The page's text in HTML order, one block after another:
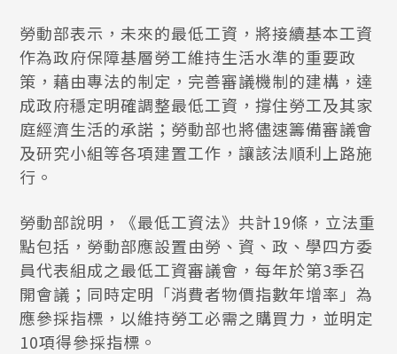
勞動部表示，未來的最低工資，將接續基本工資
作為政府保障基層勞工維持生活水準的重要政
策，藉由專法的制定，完善審議機制的建構，達
成政府穩定明確調整最低工資，撐住勞工及其家
庭經濟生活的承諾；勞動部也將儘速籌備審議會
及研究小組等各項建置工作，讓該法順利上路施
行。
勞動部說明，《最低工資法》共計19條，立法重
點包括，勞動部應設置由勞、資、政、學四方委
員代表組成之最低工資審議會，每年於第3季召
開會議；同時定明「消費者物價指數年增率」為
應參採指標，以維持勞工必需之購買力，並明定
10項得參採指標。